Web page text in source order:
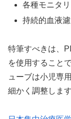
各種モニタ
持続的血液
特筆すべきは、
を使用すること
ューブは小児専
細かく調整します